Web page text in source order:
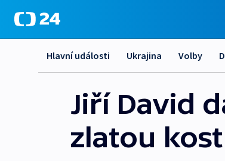
Hlavní události Ukrajina Volby
Jiří David
zlatou kost